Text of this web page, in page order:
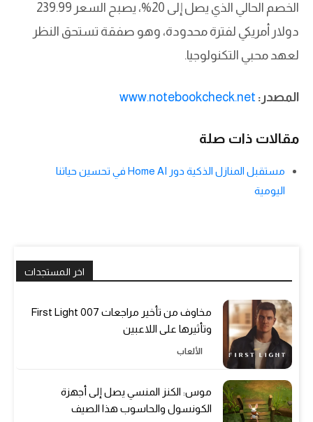
الخصم الحالي الذي يصل إلى 20%، يصبح السعر 239.99
دولار أمريكي لفترة محدودة، وهو صفقة تستحق النظر
لعهد محبي التكنولوجيا.
المصدر: www.notebookcheck.net
مقالات ذات صلة
مستقبل المنازل الذكية دور Home AI في تحسين حياتنا
اليومية
اخر المستجدات
مخاوف من تأخير مراجعات 007 First Light
وتأثيرها على اللاعبين
الألعاب
موس: الكنز المنسي يصل إلى أجهزة
الكونسول والحاسوب هذا الصيف